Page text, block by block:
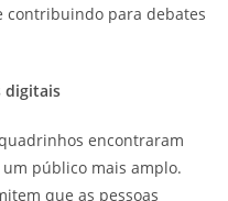
contribuindo para debates
digitais
encontraram
público mais amplo.
que as pessoas